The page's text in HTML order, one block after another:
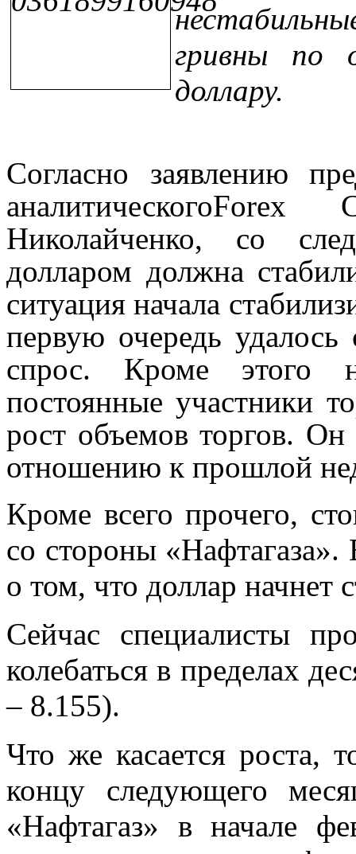
гривны по
доллару.
Согласно заявлению
Николайченко, со
долларом должна
ситуация начала
первую очередь удалось
спрос. Кроме этого
постоянные участники
рост объемов торгов. Он
отношению к прошлой
Кроме всего прочего,
со стороны «Нафтагаза».
о том, что доллар начнет
Сейчас специалисты
колебаться в пределах
– 8.155).
Что же касается роста,
концу следующего
«Нафтагаз» в начале